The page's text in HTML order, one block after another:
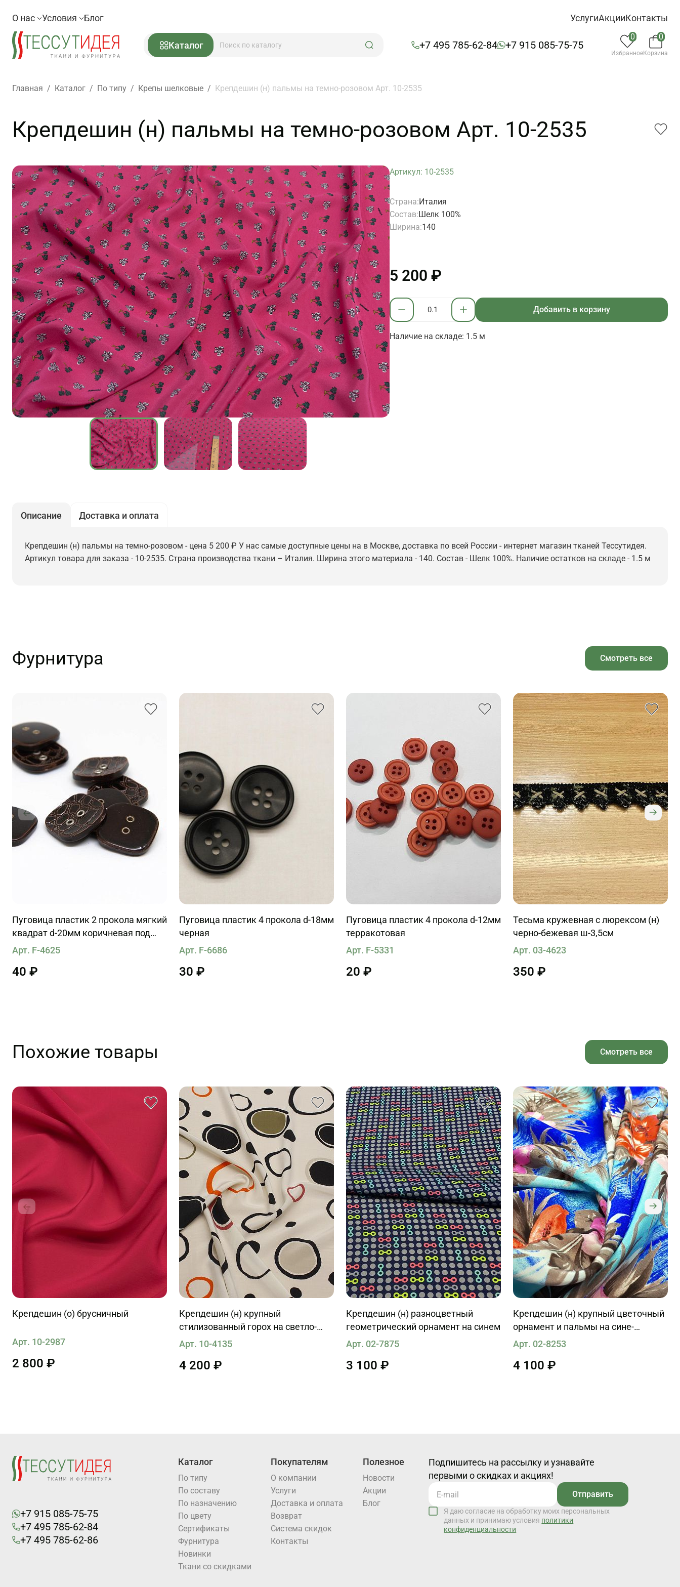
О нас Условия Блог УслугиАкцииКонтакты
Каталог +7 495 785-62-84 +7 915 085-75-75
0
Избранное
0
Корзина
Главная / Каталог / По типу / Крепы шелковые / Крепдешин (н) пальмы на темно-розовом Арт. 10-2535
Крепдешин (н) пальмы на темно-розовом Арт. 10-2535
Артикул: 10-2535
Страна:Италия
Состав:Шелк 100%
Ширина:140
5 200 ₽
Добавить в корзину
Наличие на складе: 1.5 м
Описание Доставка и оплата
Крепдешин (н) пальмы на темно-розовом - цена 5 200 ₽ У нас самые доступные цены на в Москве, доставка по всей России - интернет магазин тканей Тессутидея.
Артикул товара для заказа - 10-2535. Страна производства ткани – Италия. Ширина этого материала - 140. Состав - Шелк 100%. Наличие остатков на складе - 1.5 м
Фурнитура Смотреть все
Пуговица пластик 2 прокола мягкий
квадрат d-20мм коричневая под
кожу
Арт. F-4625
40 ₽
Пуговица пластик 4 прокола d-18мм
черная
Арт. F-6686
30 ₽
Пуговица пластик 4 прокола d-12мм
терракотовая
Арт. F-5331
20 ₽
Тесьма кружевная с люрексом (н)
черно-бежевая ш-3,5см
Арт. 03-4623
350 ₽
Похожие товары Смотреть все
Крепдешин (о) брусничный
Арт. 10-2987
2 800 ₽
Крепдешин (н) крупный
стилизованный горох на светло-
бежевом
Арт. 10-4135
4 200 ₽
Крепдешин (н) разноцветный
геометрический орнамент на синем
Арт. 02-7875
3 100 ₽
Крепдешин (н) крупный цветочный
орнамент и пальмы на сине-
голубом
Арт. 02-8253
4 100 ₽
+7 915 085-75-75
+7 495 785-62-84
+7 495 785-62-86
Каталог
По типу
По составу
По назначению
По цвету
Cертификаты
Фурнитура
Новинки
Ткани со скидками
Покупателям
О компании
Услуги
Доставка и оплата
Возврат
Система скидок
Контакты
Полезное
Новости
Акции
Блог
Подпишитесь на рассылку и узнавайте
первыми о скидках и акциях!
Отправить
Я даю согласие на обработку моих персональных
данных и принимаю условия политики
конфиденциальности